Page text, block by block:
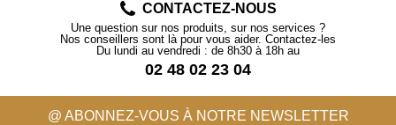
CONTACTEZ-NOUS
Une question sur nos produits, sur nos services ?
Nos conseillers sont là pour vous aider. Contactez-les
Du lundi au vendredi : de 8h30 à 18h au
02 48 02 23 04
@ ABONNEZ-VOUS À NOTRE NEWSLETTER